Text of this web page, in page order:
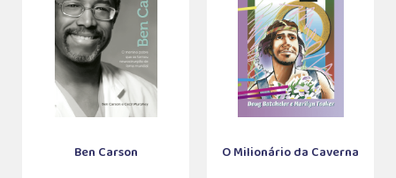
Ben Carson O Milionário da Caverna